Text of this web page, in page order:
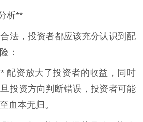
析**
法，投资者都应该充分认识到配
：
配资放大了投资者的收益，同时
投资方向判断错误，投资者可能
血本无归。